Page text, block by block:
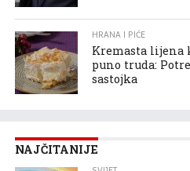
HRANA I PIĆE
Kremasta lijena
puno truda:
sastojka
NAJČITANIJE